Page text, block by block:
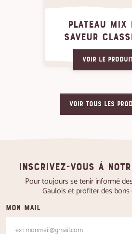
PLATEAU MIX
SAVEUR
Voir le
VOIR TOUS LES
Inscrivez-vous à
Pour toujours se tenir informé
Gaulois et profiter des bons
Mon mail